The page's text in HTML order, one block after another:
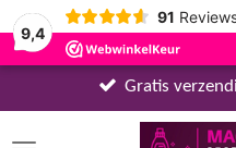
9,4
91
Gratis